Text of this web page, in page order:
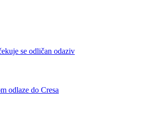
se odličan odaziv
odlaze do Cresa